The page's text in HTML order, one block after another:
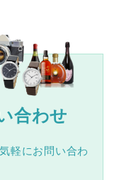
合わせ
軽にお問い合わ